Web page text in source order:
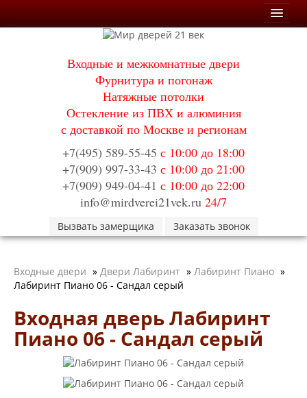
Входные двери
Двери с терморазрывом для улицы
Двери Бункер
Двери Лекс
Двери Рыцарь
Двери Термодор
Монолит
Стайл
Термо Лацио
Флагман
Электрозамок Смарт
Двери Лабиринт
Лабиринт Аляска Лайт
Лабиринт Арт
Лабиринт Атлантик
Лабиринт Бетон
Лабиринт Верса
Входные и межкомнатные двери
Фурнитура и погонаж
Натяжные потолки
Остекление из ПВХ и алюминия
с доставкой по Москве и регионам
+7(495) 589-55-45 с 10:00 до 18:00
+7(909) 997-33-43 с 10:00 до 21:00
+7(909) 949-04-41 с 10:00 до 22:00
info@mirdverei21vek.ru 24/7
Вызвать замерщика Заказать звонок
Входные двери » Двери Лабиринт » Лабиринт Пиано »
Лабиринт Пиано 06 - Сандал серый
Входная дверь Лабиринт
Пиано 06 - Сандал серый